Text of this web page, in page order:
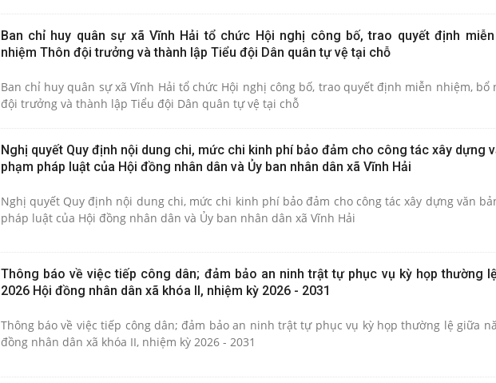
Ban chỉ huy quân sự xã Vĩnh Hải tổ chức Hội nghị công bố, trao quyết định
nhiệm Thôn đội trưởng và thành lập Tiểu đội Dân quân tự vệ tại chỗ
Ban chỉ huy quân sự xã Vĩnh Hải tổ chức Hội nghị công bố, trao quyết định miễn nhiệm, bổ
đội trưởng và thành lập Tiểu đội Dân quân tự vệ tại chỗ
Nghị quyết Quy định nội dung chi, mức chi kinh phí bảo đảm cho công tác xây dựng
phạm pháp luật của Hội đồng nhân dân và Ủy ban nhân dân xã Vĩnh Hải
Nghị quyết Quy định nội dung chi, mức chi kinh phí bảo đảm cho công tác xây dựng văn
pháp luật của Hội đồng nhân dân và Ủy ban nhân dân xã Vĩnh Hải
Thông báo về việc tiếp công dân; đảm bảo an ninh trật tự phục vụ kỳ họp thường
2026 Hội đồng nhân dân xã khóa II, nhiệm kỳ 2026 - 2031
Thông báo về việc tiếp công dân; đảm bảo an ninh trật tự phục vụ kỳ họp thường lệ giữa
đồng nhân dân xã khóa II, nhiệm kỳ 2026 - 2031